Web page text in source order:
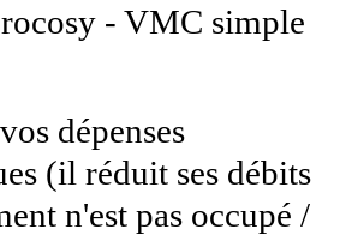
- VMC simple
dépenses
(il réduit ses débits
n'est pas occupé /